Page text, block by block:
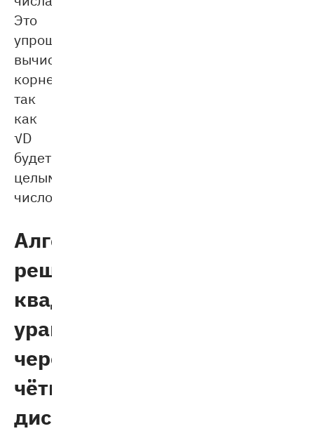
Это
упрощает
вычисление
корней,
так
как
√D​
будет
целым
числом.
Алгоритм
решения
квадратного
уравнения
через
чётный
диcкриминант